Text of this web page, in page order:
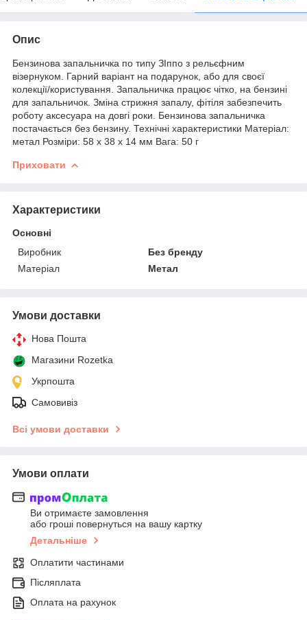
Опис
Бензинова запальничка по типу ЗІппо з рельєфним
візернуком. Гарний варіант на подарунок, або для своєї
колекції/користування. Запальничка працює чітко, на бензині
для запальничок. Зміна стрижня запалу, фітіля забезпечить
роботу аксесуара на довгі роки. Бензинова запальничка
постачається без бензину. Технічні характеристики Матеріал:
метал Розміри: 58 x 38 x 14 мм Вага: 50 г
Приховати
Характеристики
Основні
Виробник
Без бренду
Матеріал
Метал
Умови доставки
Нова Пошта
Магазини Rozetka
Укрпошта
Самовивіз
Всі умови доставки
Умови оплати
Ви отримаєте замовлення
або гроші повернуться на вашу картку
Детальніше
Оплатити частинами
Післяплата
Оплата на рахунок